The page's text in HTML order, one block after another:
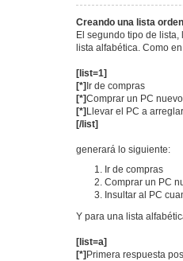
Creando una lista
El segundo tipo de
lista alfabética. Como
[list=1]
[*]Ir de compras
[*]Comprar un PC nuevo
[*]Llevar el PC a
[/list]
generará lo siguiente:
Ir de compras
Comprar un PC
Insultar al PC
Y para una lista
[list=a]
[*] Primera respuesta